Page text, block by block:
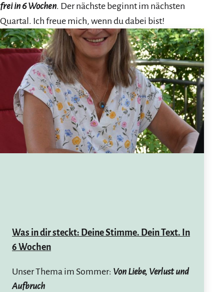
frei in 6 Wochen. Der nächste beginnt im nächsten
Quartal. Ich freue mich, wenn du dabei bist!
Was in dir steckt: Deine Stimme. Dein Text. In
6 Wochen
Unser Thema im Sommer: Von Liebe, Verlust und
Aufbruch